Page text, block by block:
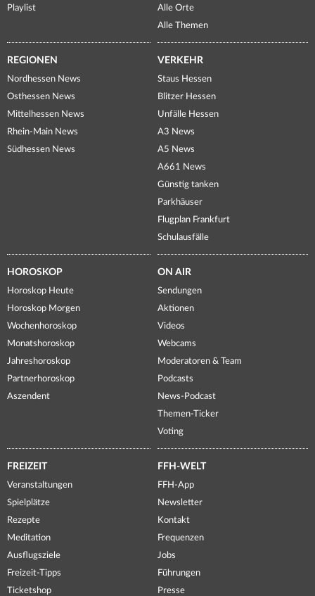
Playlist
Alle Orte
Alle Themen
REGIONEN
Nordhessen News
Osthessen News
Mittelhessen News
Rhein-Main News
Südhessen News
VERKEHR
Staus Hessen
Blitzer Hessen
Unfälle Hessen
A3 News
A5 News
A661 News
Günstig tanken
Parkhäuser
Flugplan Frankfurt
Schulausfälle
HOROSKOP
Horoskop Heute
Horoskop Morgen
Wochenhoroskop
Monatshoroskop
Jahreshoroskop
Partnerhoroskop
Aszendent
ON AIR
Sendungen
Aktionen
Videos
Webcams
Moderatoren & Team
Podcasts
News-Podcast
Themen-Ticker
Voting
FREIZEIT
Veranstaltungen
Spielplätze
Rezepte
Meditation
Ausflugsziele
Freizeit-Tipps
Ticketshop
FFH-WELT
FFH-App
Newsletter
Kontakt
Frequenzen
Jobs
Führungen
Presse